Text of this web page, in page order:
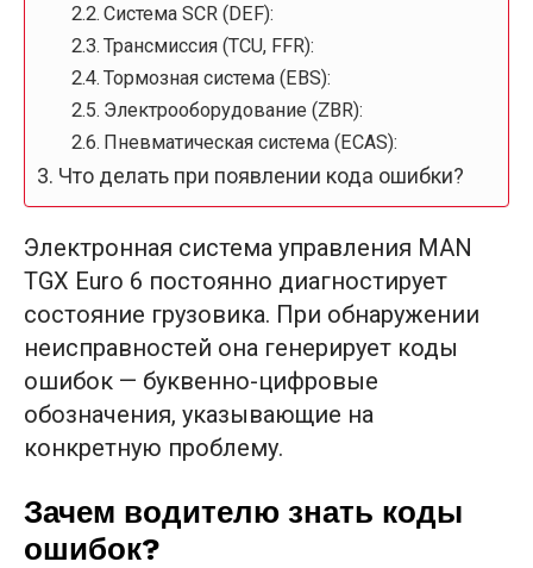
Система SCR (DEF):
Трансмиссия (TCU, FFR):
Тормозная система (EBS):
Электрооборудование (ZBR):
Пневматическая система (ECAS):
Что делать при появлении кода ошибки?
Электронная система управления MAN
TGX Euro 6 постоянно диагностирует
состояние грузовика. При обнаружении
неисправностей она генерирует коды
ошибок — буквенно-цифровые
обозначения, указывающие на
конкретную проблему.
Зачем водителю знать коды
ошибок?